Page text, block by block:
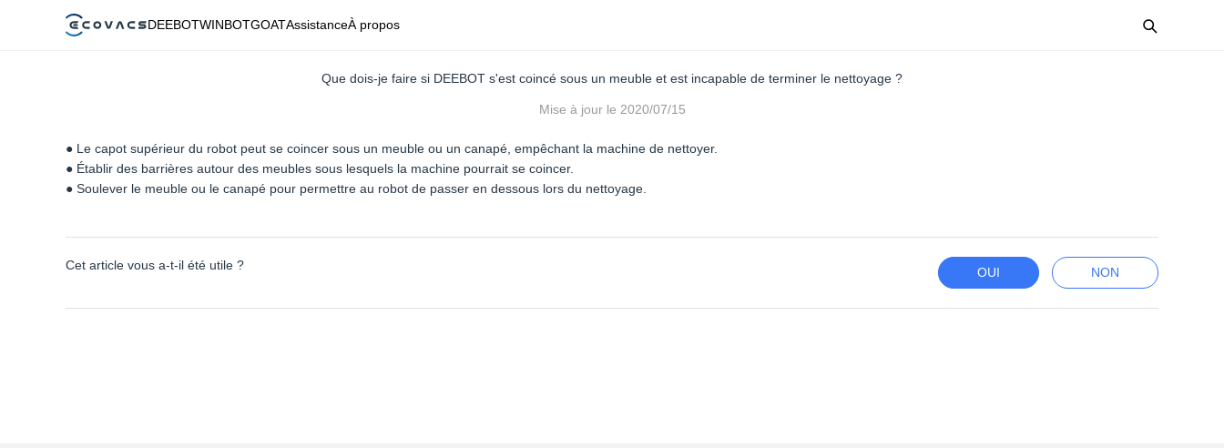
DEEBOTWINBOTGOATAssistanceÀ propos
Que dois-je faire si DEEBOT s'est coincé sous un meuble et est incapable de terminer le nettoyage ?
Mise à jour le 2020/07/15
● Le capot supérieur du robot peut se coincer sous un meuble ou un canapé, empêchant la machine de nettoyer.
● Établir des barrières autour des meubles sous lesquels la machine pourrait se coincer.
● Soulever le meuble ou le canapé pour permettre au robot de passer en dessous lors du nettoyage.
Cet article vous a-t-il été utile ?
OUI NON